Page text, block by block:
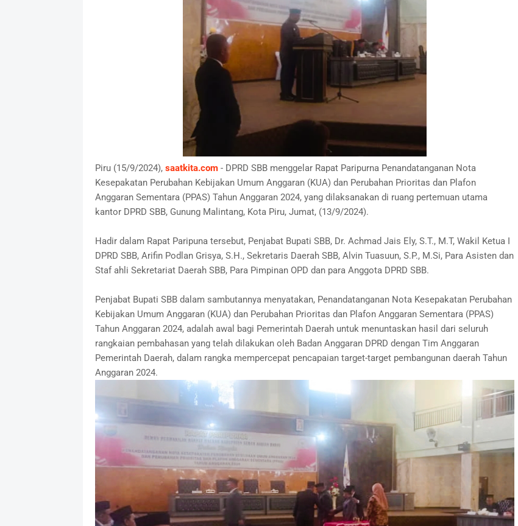
Piru (15/9/2024), saatkita.com- DPRD SBB menggelar Rapat Paripurna Penandatanganan Nota
Kesepakatan Perubahan Kebijakan Umum Anggaran (KUA) dan Perubahan Prioritas dan Plafon
Anggaran Sementara (PPAS) Tahun Anggaran 2024, yang dilaksanakan di ruang pertemuan utama
kantor DPRD SBB, Gunung Malintang, Kota Piru, Jumat, (13/9/2024).
Hadir dalam Rapat Paripuna tersebut, Penjabat Bupati SBB, Dr. Achmad Jais Ely, S.T., M.T, Wakil Ketua I
DPRD SBB, Arifin Podlan Grisya, S.H., Sekretaris Daerah SBB, Alvin Tuasuun, S.P., M.Si, Para Asisten dan
Staf ahli Sekretariat Daerah SBB, Para Pimpinan OPD dan para Anggota DPRD SBB.
Penjabat Bupati SBB dalam sambutannya menyatakan, Penandatanganan Nota Kesepakatan Perubahan
Kebijakan Umum Anggaran (KUA) dan Perubahan Prioritas dan Plafon Anggaran Sementara (PPAS)
Tahun Anggaran 2024, adalah awal bagi Pemerintah Daerah untuk menuntaskan hasil dari seluruh
rangkaian pembahasan yang telah dilakukan oleh Badan Anggaran DPRD dengan Tim Anggaran
Pemerintah Daerah, dalam rangka mempercepat pencapaian target-target pembangunan daerah Tahun
Anggaran 2024.